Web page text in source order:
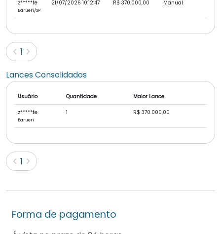
z*****te
Barueri/SP
21/07/2026 10:12:47 R$ 370.000,00 Manual
1 (current)
Lances Consolidados
Usuário Quantidade Maior Lance
z*****te
Barueri
1 R$ 370.000,00
1 (current)
Forma de pagamento